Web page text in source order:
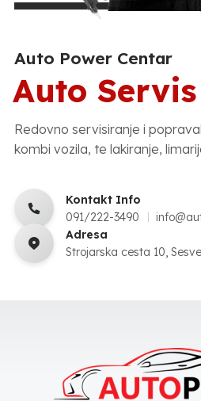
Auto Power Centar
Auto Servis
Redovno servisiranje i
kombi vozila, te lakiranje,
Kontakt Info
091/222-3490
Adresa
Strojarska cesta 10,